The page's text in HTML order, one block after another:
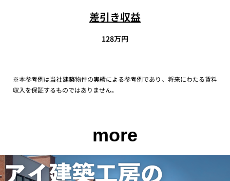
差引き収益
128万円
※本参考例は当社建築物件の実績による参考例であり、将来にわたる賃料
収入を保証するものではありません。
more